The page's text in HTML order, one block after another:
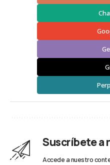
Suscríbete a
Accede a nuestro